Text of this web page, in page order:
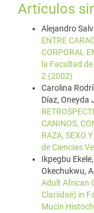
Artículos
Alejandro
ENTRE
CORPORAL
la Facultad
2 (2002)
Carolina
Díaz, Oneyda
CANINOS,
RAZA, SEXO
de Ciencias
Ikpegbu
Okechukwu,
Adult African
Clariidae) in
Mucin